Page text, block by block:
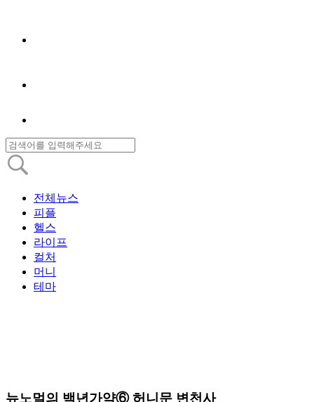
전체뉴스
피플
헬스
라이프
컬처
머니
테마
뉴노멀의 백년가약⑥ 허니문 변천사